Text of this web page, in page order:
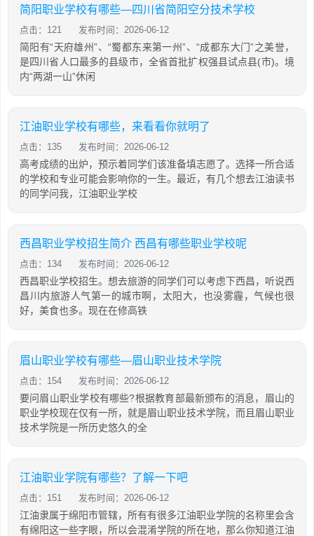
简阳职业学校有哪些—四川省简阳空分技术学校
点击：121 发布时间：2026-06-12
简阳有“天府雄州”、“蜀都东来第一州”、“成都东大门”之美誉，
是四川省人口最多的县级市，全省首批扩权强县试点县(市)。境
内“两湖一山”休闲
江油职业学校有哪些，来看看你就明了
点击：135 发布时间：2026-06-12
高考成绩的出炉，预示着同学们该准备填志愿了。选择一所合适
的学校和专业可能会影响你的一生。最近，有几个想去江油读书
的同学问我，江油职业学校
西昌职业学校招生简介 西昌有哪些职业学校呢
点击：134 发布时间：2026-06-12
西昌职业学校招生。想去旅游的同学们可以考虑下西昌，听说西
昌川内旅游人气第一的城市啊，太阳大，也没雾霾，气候也很
好，美食也多。现在在修高铁
眉山职业学校有哪些—眉山职业技术学院
点击：154 发布时间：2026-06-12
要问眉山职业学校有哪些?根据教育部最新颁布的消息，眉山的
职业学校现在仅有一所，就是眉山职业技术学院，而且眉山职业
技术学院是一所历史悠久的全
江油职业学院有哪些？了解一下吧
点击：151 发布时间：2026-06-12
江油隶属于绵阳市管辖，所有有很多江油职业学院的名称里会含
有绵阳这一些字眼，所以会混淆学院的所在地，那么你知道江油